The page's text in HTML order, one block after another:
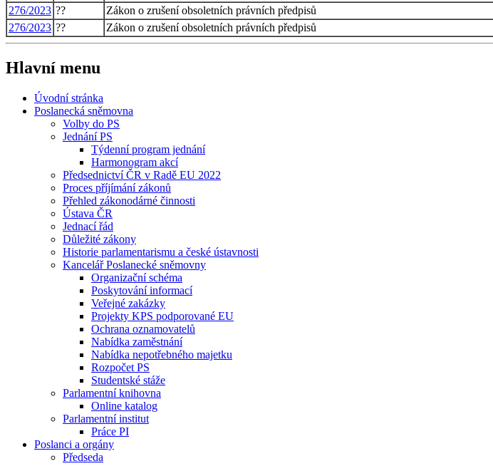
276/2023 ??
Zákon o zrušení obsoletních právních předpisů
276/2023 ?? Zákon o zrušení obsoletních právních předpisů
Hlavní menu
Úvodní stránka
Poslanecká sněmovna
Volby do PS
Jednání PS
Týdenní program jednání
Harmonogram akcí
Předsednictví ČR v Radě EU 2022
Proces příjímání zákonů
Přehled zákonodárné činnosti
Ústava ČR
Jednací řád
Důležité zákony
Historie parlamentarismu a české ústavnosti
Kancelář Poslanecké sněmovny
Organizační schéma
Poskytování informací
Veřejné zakázky
Projekty KPS podporované EU
Ochrana oznamovatelů
Nabídka zaměstnání
Nabídka nepotřebného majetku
Rozpočet PS
Studentské stáže
Parlamentní knihovna
Online katalog
Parlamentní institut
Práce PI
Poslanci a orgány
Předseda